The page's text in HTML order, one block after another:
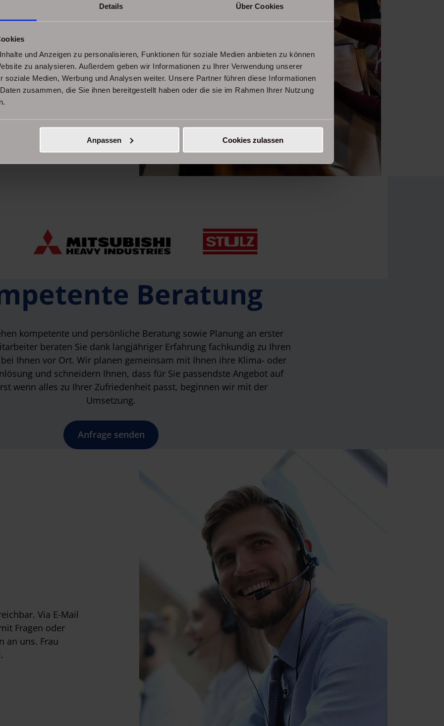
Details Über Cookies
und Anzeigen zu personalisieren, Funktionen für soziale Medien anbieten zu können
zu analysieren. Außerdem geben wir Informationen zu Ihrer Verwendung unserer
soziale Medien, Werbung und Analysen weiter. Unsere Partner führen diese Informationen
zusammen, die Sie ihnen bereitgestellt haben oder die sie im Rahmen Ihrer Nutzung
Anpassen Cookies zulassen
unserer
in Anspruch
Schnelligkeit
Beratung
kompetente und persönliche Beratung sowie Planung an erster
beraten Sie dank langjähriger Erfahrung fachkundig zu Ihren
Ihnen vor Ort. Wir planen gemeinsam mit Ihnen ihre Klima- oder
und schneidern Ihnen, dass für Sie passendste Angebot auf
wenn alles zu Ihrer Zufriedenheit passt, beginnen wir mit der
Umsetzung.
Anfrage senden
Via E-Mail
Fragen oder
an uns. Frau